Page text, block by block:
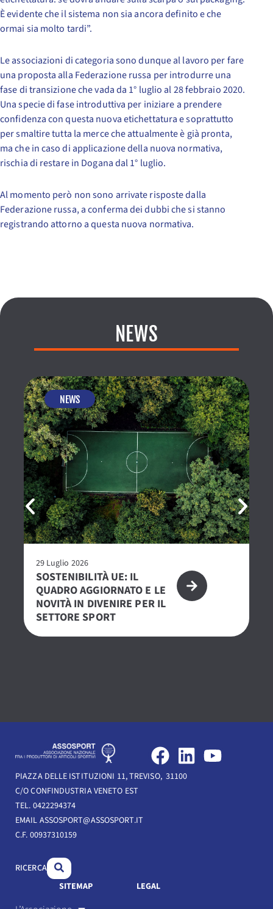
È evidente che il sistema non sia ancora definito e che
ormai sia molto tardi”.
Le associazioni di categoria sono dunque al lavoro per fare
una proposta alla Federazione russa per introdurre una
fase di transizione che vada da 1° luglio al 28 febbraio 2020.
Una specie di fase introduttiva per iniziare a prendere
confidenza con questa nuova etichettatura e soprattutto
per smaltire tutta la merce che attualmente è già pronta,
ma che in caso di applicazione della nuova normativa,
rischia di restare in Dogana dal 1° luglio.
Al momento però non sono arrivate risposte dalla
Federazione russa, a conferma dei dubbi che si stanno
registrando attorno a questa nuova normativa.
NEWS
NEWS
29 Luglio 2026
SOSTENIBILITÀ UE: IL
QUADRO AGGIORNATO E LE
NOVITÀ IN DIVENIRE PER IL
SETTORE SPORT
F
a
c
L
i
Y
o
PIAZZA DELLE ISTITUZIONI 11, TREVISO, 31100
C/O CONFINDUSTRIA VENETO EST
TEL. 0422294374
EMAIL ASSOSPORT@ASSOSPORT.IT
C.F. 00937310159
RICERCA
SITEMAP
LEGAL